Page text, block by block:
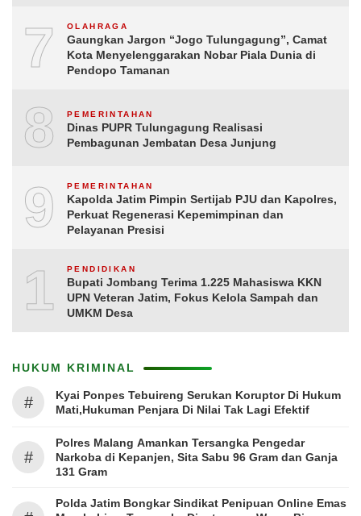
7 OLAHRAGA
Gaungkan Jargon “Jogo Tulungagung”, Camat
Kota Menyelenggarakan Nobar Piala Dunia di
Pendopo Tamanan
8 PEMERINTAHAN
Dinas PUPR Tulungagung Realisasi
Pembagunan Jembatan Desa Junjung
9 PEMERINTAHAN
Kapolda Jatim Pimpin Sertijab PJU dan Kapolres,
Perkuat Regenerasi Kepemimpinan dan
Pelayanan Presisi
10PENDIDIKAN
Bupati Jombang Terima 1.225 Mahasiswa KKN
UPN Veteran Jatim, Fokus Kelola Sampah dan
UMKM Desa
HUKUM KRIMINAL
#
Kyai Ponpes Tebuireng Serukan Koruptor Di Hukum
Mati,Hukuman Penjara Di Nilai Tak Lagi Efektif
#
Polres Malang Amankan Tersangka Pengedar
Narkoba di Kepanjen, Sita Sabu 96 Gram dan Ganja
131 Gram
Polda Jatim Bongkar Sindikat Penipuan Online Emas